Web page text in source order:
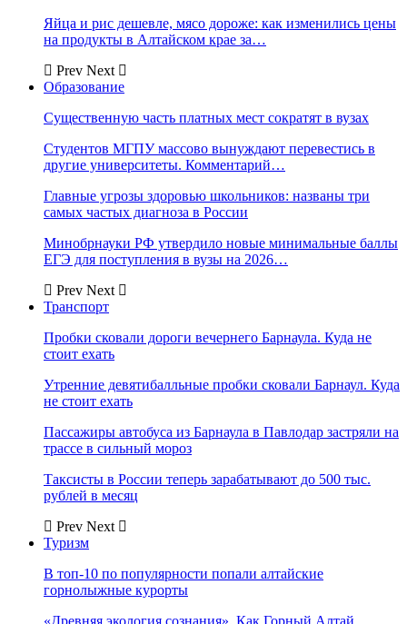
Яйца и рис дешевле, мясо дороже: как изменились цены
на продукты в Алтайском крае за…
Prev Next
Образование
Существенную часть платных мест сократят в вузах
Студентов МГПУ массово вынуждают перевестись в
другие университеты. Комментарий…
Главные угрозы здоровью школьников: названы три
самых частых диагноза в России
Минобрнауки РФ утвердило новые минимальные баллы
ЕГЭ для поступления в вузы на 2026…
Prev Next
Транспорт
Пробки сковали дороги вечернего Барнаула. Куда не
стоит ехать
Утренние девятибалльные пробки сковали Барнаул. Куда
не стоит ехать
Пассажиры автобуса из Барнаула в Павлодар застряли на
трассе в сильный мороз
Таксисты в России теперь зарабатывают до 500 тыс.
рублей в месяц
Prev Next
Туризм
В топ-10 по популярности попали алтайские
горнолыжные курорты
«Древняя экология сознания». Как Горный Алтай